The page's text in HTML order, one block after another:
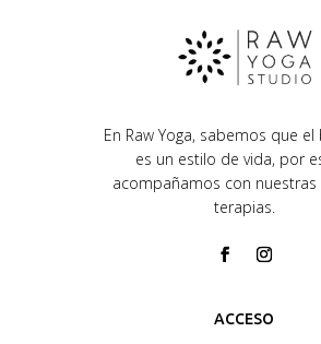
En Raw Yoga, sabemos que
es un estilo de vida, por
acompañamos con nuestras
terapias.
ACCESO